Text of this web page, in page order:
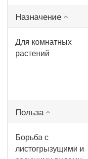
Назначение
Для комнатных
растений
Польза
Борьба с
листогрызущими и